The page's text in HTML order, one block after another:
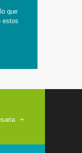
que
estos